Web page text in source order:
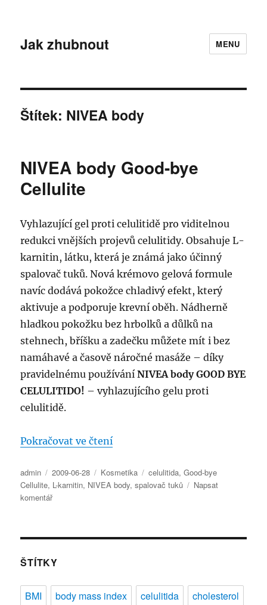
Jak zhubnout MENU
Štítek: NIVEA body
NIVEA body Good-bye
Cellulite
Vyhlazující gel proti celulitidě pro viditelnou
redukci vnějších projevů celulitidy. Obsahuje L-
karnitin, látku, která je známá jako účinný
spalovač tuků. Nová krémovo gelová formule
navíc dodává pokožce chladivý efekt, který
aktivuje a podporuje krevní oběh. Nádherně
hladkou pokožku bez hrbolků a důlků na
stehnech, bříšku a zadečku můžete mít i bez
namáhavé a časově náročné masáže – díky
pravidelnému používáníNIVEA body GOOD BYE
CELULITIDO! – vyhlazujícího gelu proti
celulitidě.
Pokračovat ve čtení„NIVEA body Good-bye
Autor:
admin Publikováno:
2009-06-28 Rubriky:
Kosmetika Štítky:
celulitida,Good-bye
Cellulite, L-karnitin, NIVEA body,spalovač tuků
Napsat
komentářpro
názvem
body
bye
Cellulite
ŠTÍTKY
BMI body mass index celulitida
cholesterol